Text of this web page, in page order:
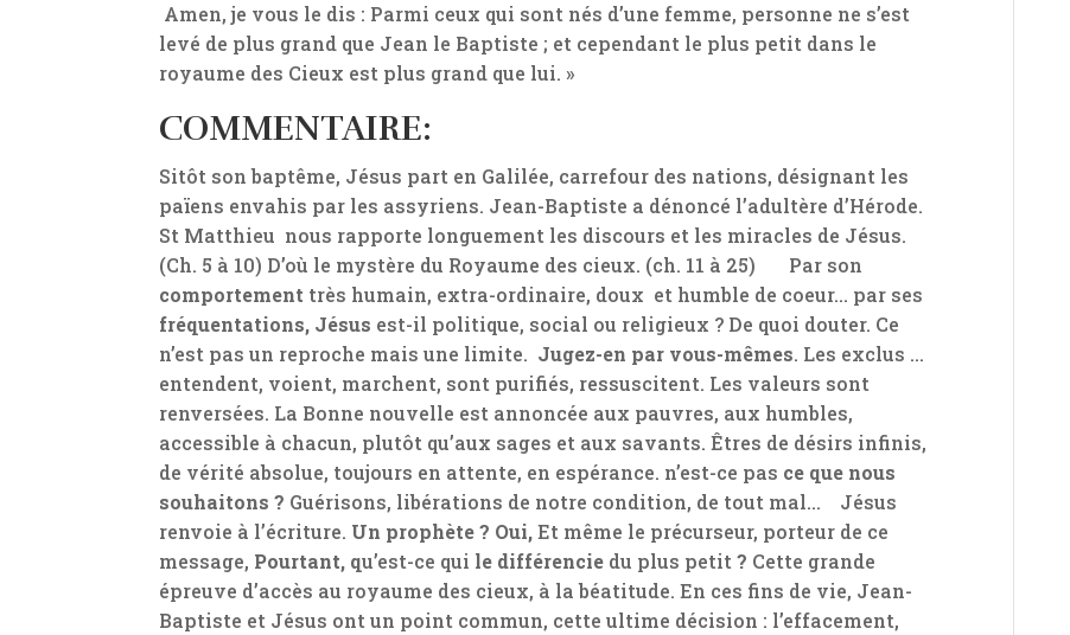
Amen, je vous le dis : Parmi ceux qui sont nés d’une femme, personne ne s’est
levé de plus grand que Jean le Baptiste ; et cependant le plus petit dans le
royaume des Cieux est plus grand que lui. »
COMMENTAIRE:
Sitôt son baptême, Jésus part en Galilée, carrefour des nations, désignant les
païens envahis par les assyriens. Jean-Baptiste a dénoncé l’adultère d’Hérode.
St Matthieu nous rapporte longuement les discours et les miracles de Jésus.
(Ch. 5 à 10) D’où le mystère du Royaume des cieux. (ch. 11 à 25) Par son
comportement très humain, extra-ordinaire, doux et humble de coeur… par ses
fréquentations, Jésus est-il politique, social ou religieux ? De quoi douter. Ce
n’est pas un reproche mais une limite. Jugez-en par vous-mêmes. Les exclus …
entendent, voient, marchent, sont purifiés, ressuscitent. Les valeurs sont
renversées. La Bonne nouvelle est annoncée aux pauvres, aux humbles,
accessible à chacun, plutôt qu’aux sages et aux savants. Êtres de désirs infinis,
de vérité absolue, toujours en attente, en espérance. n’est-ce pas ce que nous
souhaitons ? Guérisons, libérations de notre condition, de tout mal… Jésus
renvoie à l’écriture. Un prophète ? Oui,Et même le précurseur, porteur de ce
message, Pourtant, qu’est-ce qui le différencie du plus petit? Cette grande
épreuve d’accès au royaume des cieux, à la béatitude. En ces fins de vie, Jean-
Baptiste et Jésus ont un point commun, cette ultime décision : l’effacement,